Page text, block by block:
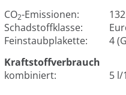
CO2-Emissionen:
Schadstoffklasse:
Feinstaubplakette:
4
Kraftstoffverbrauch
kombiniert:
5 l/